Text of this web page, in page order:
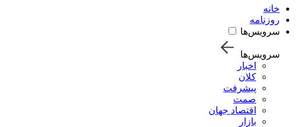
خانه
روزنامه
سرویس‌ها
سرویس‌ها
اخبار
کلان
پیشرفت
صمت
اقتصاد جهان
بازار